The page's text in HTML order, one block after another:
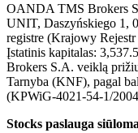
OANDA TMS Brokers
UNIT, Daszyńskiego 1,
registre (Krajowy
Įstatinis kapitalas:
Brokers S.A. veiklą
Tarnyba (KNF), pagal
(KPWiG-4021-54-1/
Stocks paslauga